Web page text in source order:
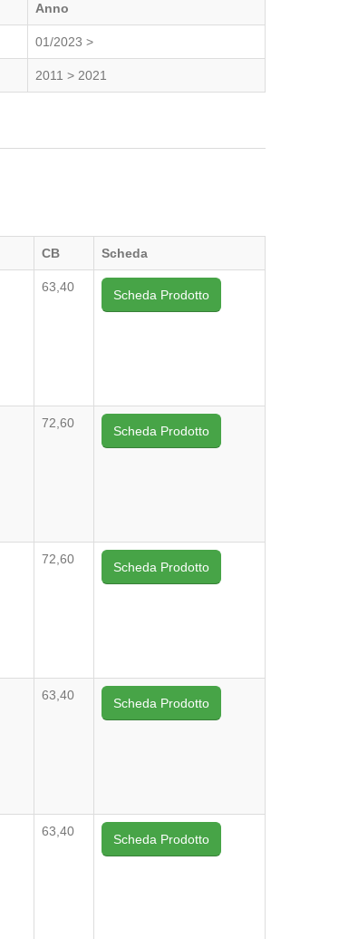
Anno
01/2023 >
2011 > 2021
CB Scheda
63,40
Scheda Prodotto
72,60
Scheda Prodotto
72,60
Scheda Prodotto
63,40
Scheda Prodotto
63,40
Scheda Prodotto